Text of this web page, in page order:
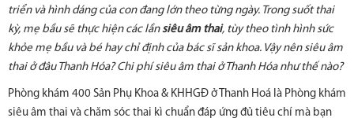
triển và hình dáng của con đang lớn theo từng ngày. Trong suốt thai
kỳ, mẹ bầu sẽ thực hiện các lầnsiêu âm thai, tùy theo tình hình sức
khỏe mẹ bầu và bé hay chỉ định của bác sĩ sản khoa. Vậy nên siêu âm
thai ở đâu Thanh Hóa? Chi phí siêu âm thai ở Thanh Hóa như thế nào?
Phòng khám 400 Sản Phụ Khoa & KHHGĐ ở Thanh Hoá là Phòng khám
siêu âm thai và chăm sóc thai kì chuẩn đáp ứng đủ tiêu chí mà bạn